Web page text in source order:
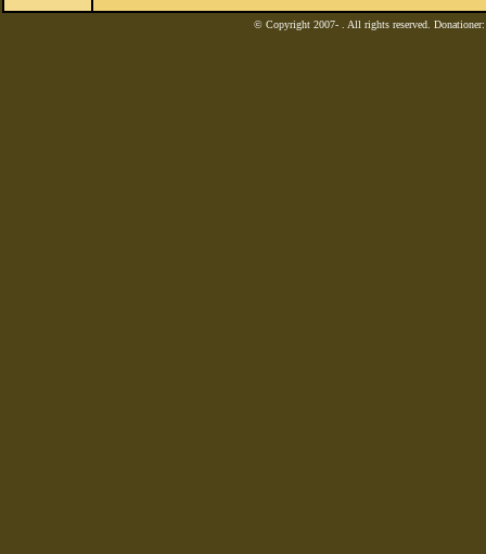
© Copyright 2007- . All rights reserved.